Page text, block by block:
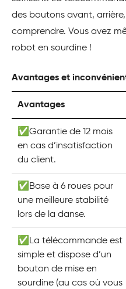
des boutons avant,
comprendre. Vous avez
robot en sourdine !
Avantages et
Avantages
✅Garantie de 12 mois
en cas d’insatisfaction
du client.
✅Base à 6 roues pour
une meilleure stabilité
lors de la danse.
✅La télécommande est
simple et dispose d’un
bouton de mise en
sourdine (au cas où vous